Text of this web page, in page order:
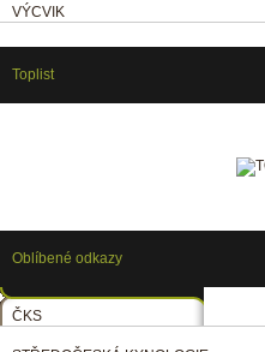
VÝCVIK
Toplist
Oblíbené odkazy
ČKS